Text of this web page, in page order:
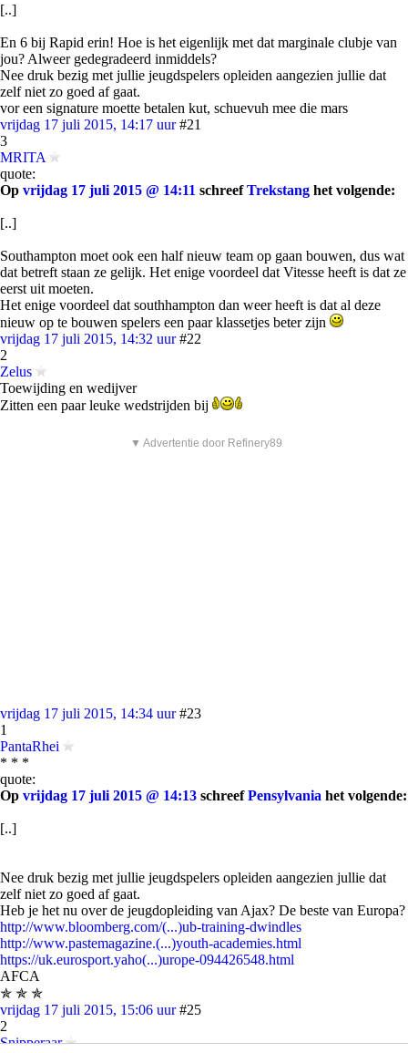
[..]
En 6 bij Rapid erin! Hoe is het eigenlijk met dat marginale clubje van
jou? Alweer gedegradeerd inmiddels?
Nee druk bezig met jullie jeugdspelers opleiden aangezien jullie dat
zelf niet zo goed af gaat.
vor een signature moette betalen kut, schuevuh mee die mars
vrijdag 17 juli 2015, 14:17 uur #21
3
MRITA
quote:
Op vrijdag 17 juli 2015 @ 14:11 schreefTrekstang het volgende:
[..]
Southampton moet ook een half nieuw team op gaan bouwen, dus wat
dat betreft staan ze gelijk. Het enige voordeel dat Vitesse heeft is dat ze
eerst uit moeten.
Het enige voordeel dat southhampton dan weer heeft is dat al deze
nieuw op te bouwen spelers een paar klassetjes beter zijn
vrijdag 17 juli 2015, 14:32 uur #22
2
Zelus
Toewijding en wedijver
Zitten een paar leuke wedstrijden bij
▼ Advertentie door Refinery89
vrijdag 17 juli 2015, 14:34 uur #23
1
PantaRhei
* * *
quote:
Op vrijdag 17 juli 2015 @ 14:13 schreefPensylvania het volgende:
[..]
Nee druk bezig met jullie jeugdspelers opleiden aangezien jullie dat
zelf niet zo goed af gaat.
Heb je het nu over de jeugdopleiding van Ajax? De beste van Europa?
http://www.bloomberg.com/(...)ub-training-dwindles
http://www.pastemagazine.(...)youth-academies.html
https://uk.eurosport.yaho(...)urope-094426548.html
AFCA
✯ ✯ ✯
vrijdag 17 juli 2015, 15:06 uur #25
2
Snipperaar